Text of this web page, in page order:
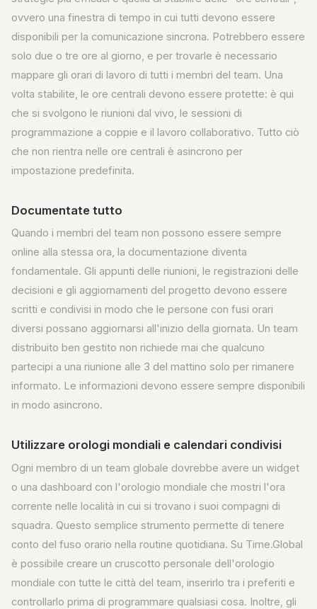
ovvero una finestra di tempo in cui tutti devono essere
disponibili per la comunicazione sincrona. Potrebbero essere
solo due o tre ore al giorno, e per trovarle è necessario
mappare gli orari di lavoro di tutti i membri del team. Una
volta stabilite, le ore centrali devono essere protette: è qui
che si svolgono le riunioni dal vivo, le sessioni di
programmazione a coppie e il lavoro collaborativo. Tutto ciò
che non rientra nelle ore centrali è asincrono per
impostazione predefinita.
Documentate tutto
Quando i membri del team non possono essere sempre
online alla stessa ora, la documentazione diventa
fondamentale. Gli appunti delle riunioni, le registrazioni delle
decisioni e gli aggiornamenti del progetto devono essere
scritti e condivisi in modo che le persone con fusi orari
diversi possano aggiornarsi all'inizio della giornata. Un team
distribuito ben gestito non richiede mai che qualcuno
partecipi a una riunione alle 3 del mattino solo per rimanere
informato. Le informazioni devono essere sempre disponibili
in modo asincrono.
Utilizzare orologi mondiali e calendari condivisi
Ogni membro di un team globale dovrebbe avere un widget
o una dashboard con l'orologio mondiale che mostri l'ora
corrente nelle località in cui si trovano i suoi compagni di
squadra. Questo semplice strumento permette di tenere
conto del fuso orario nella routine quotidiana. Su Time.Global
è possibile creare un cruscotto personale dell'orologio
mondiale con tutte le città del team, inserirlo tra i preferiti e
controllarlo prima di programmare qualsiasi cosa. Inoltre, gli